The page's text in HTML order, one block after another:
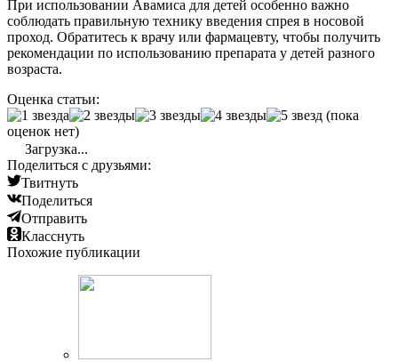
При использовании Авамиса для детей особенно важно
соблюдать правильную технику введения спрея в носовой
проход. Обратитесь к врачу или фармацевту, чтобы получить
рекомендации по использованию препарата у детей разного
возраста.
Оценка статьи:
(пока
оценок нет)
Загрузка...
Поделиться с друзьями:
Твитнуть
Поделиться
Отправить
Класснуть
Похожие публикации